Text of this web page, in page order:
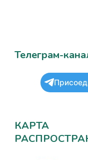
Телеграм-
КАРТА